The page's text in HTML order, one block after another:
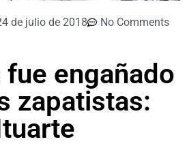
de julio de 2018
No Comments
engañado
zapatistas: